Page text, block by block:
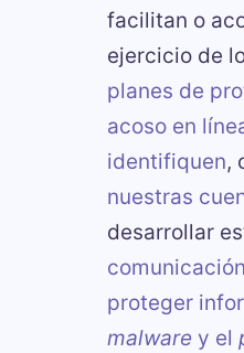
facilitan o
ejercicio de
planes de
acoso en
identifiquen,
nuestras
desarrollar
proteger
malware y el